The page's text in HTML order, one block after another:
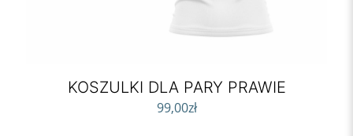
KOSZULKI DLA PARY PRAWIE
99,00zł